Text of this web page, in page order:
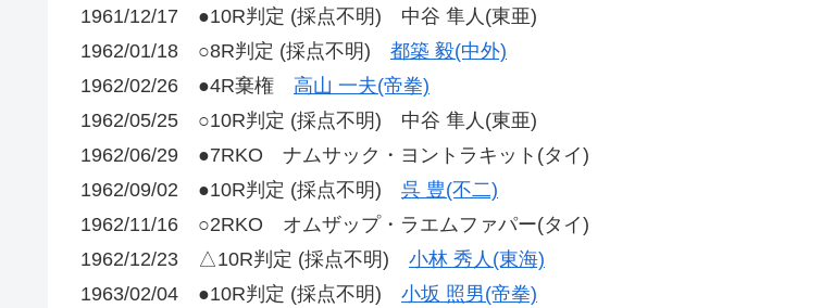
1961/12/17 ●10R判定 (採点不明) 中谷 隼人(東亜)
1962/01/18 ○8R判定 (採点不明) 都築 毅(中外)
1962/02/26 ●4R棄権 高山 一夫(帝拳)
1962/05/25 ○10R判定 (採点不明) 中谷 隼人(東亜)
1962/06/29 ●7RKO ナムサック・ヨントラキット(タイ)
1962/09/02 ●10R判定 (採点不明) 呉 豊(不二)
1962/11/16 ○2RKO オムザップ・ラエムファパー(タイ)
1962/12/23 △10R判定 (採点不明) 小林 秀人(東海)
1963/02/04 ●10R判定 (採点不明) 小坂 照男(帝拳)